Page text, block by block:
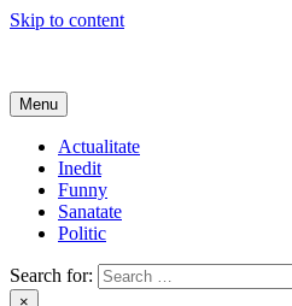
Skip to content
Menu
Actualitate
Inedit
Funny
Sanatate
Politic
Search for:
×